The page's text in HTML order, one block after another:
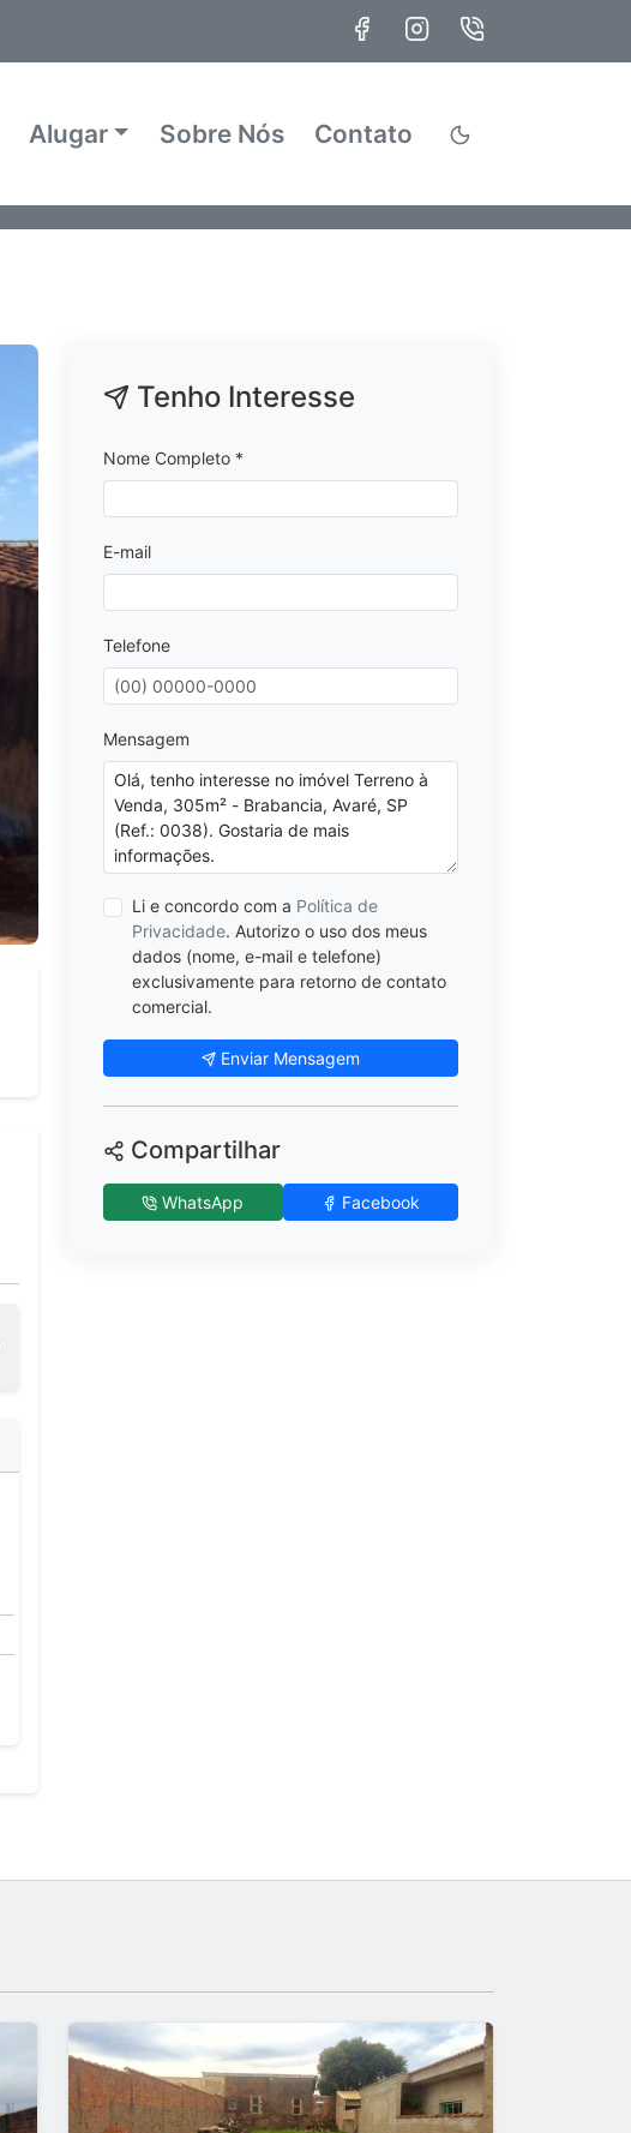
Alugar Sobre Nós Contato
Tenho Interesse
Nome Completo *
E-mail
Telefone
Mensagem
Li e concordo com a Política de
Privacidade. Autorizo o uso dos meus
dados (nome, e-mail e telefone)
exclusivamente para retorno de contato
comercial.
Enviar Mensagem
Compartilhar
WhatsApp Facebook